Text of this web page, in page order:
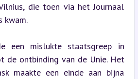
die toen via het Journaal
kwam.
een mislukte staatsgreep in
de ontbinding van de Unie. Het
maakte een einde aan bijna